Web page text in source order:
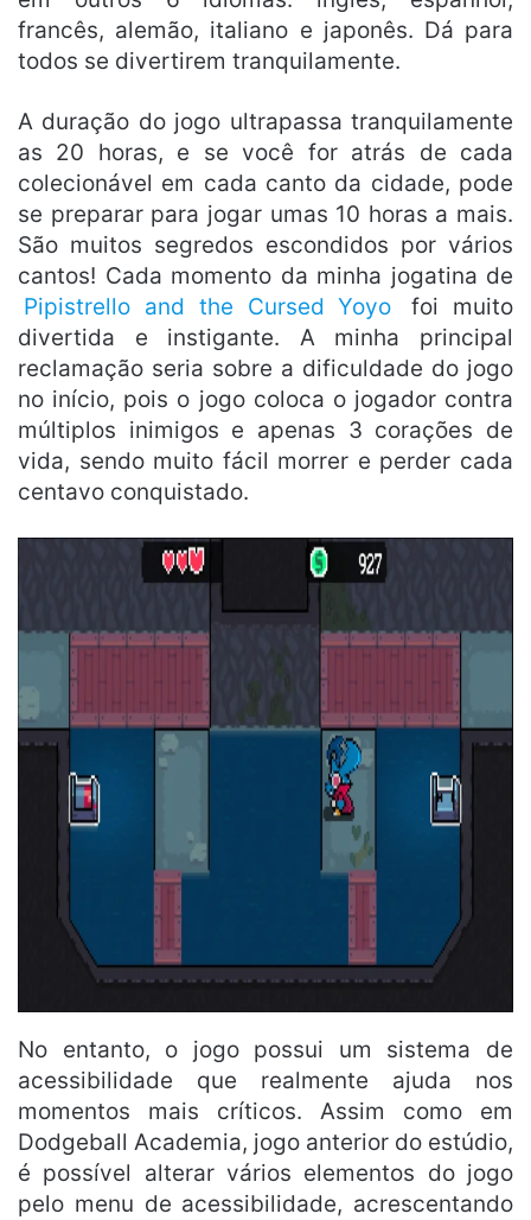
francês, alemão, italiano e japonês. Dá para
todos se divertirem tranquilamente.
A duração do jogo ultrapassa tranquilamente
as 20 horas, e se você for atrás de cada
colecionável em cada canto da cidade, pode
se preparar para jogar umas 10 horas a mais.
São muitos segredos escondidos por vários
cantos! Cada momento da minha jogatina de
Pipistrello and the Cursed Yoyo
foi muito
divertida e instigante. A minha principal
reclamação seria sobre a dificuldade do jogo
no início, pois o jogo coloca o jogador contra
múltiplos inimigos e apenas 3 corações de
vida, sendo muito fácil morrer e perder cada
centavo conquistado.
No entanto, o jogo possui um sistema de
acessibilidade que realmente ajuda nos
momentos mais críticos. Assim como em
Dodgeball Academia, jogo anterior do estúdio,
é possível alterar vários elementos do jogo
pelo menu de acessibilidade, acrescentando